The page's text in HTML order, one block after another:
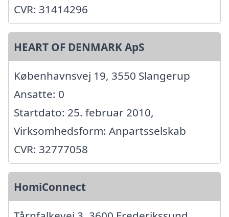
CVR: 31414296
HEART OF DENMARK ApS
Københavnsvej 19, 3550 Slangerup
Ansatte: 0
Startdato: 25. februar 2010,
Virksomhedsform: Anpartsselskab
CVR: 32777058
HomiConnect